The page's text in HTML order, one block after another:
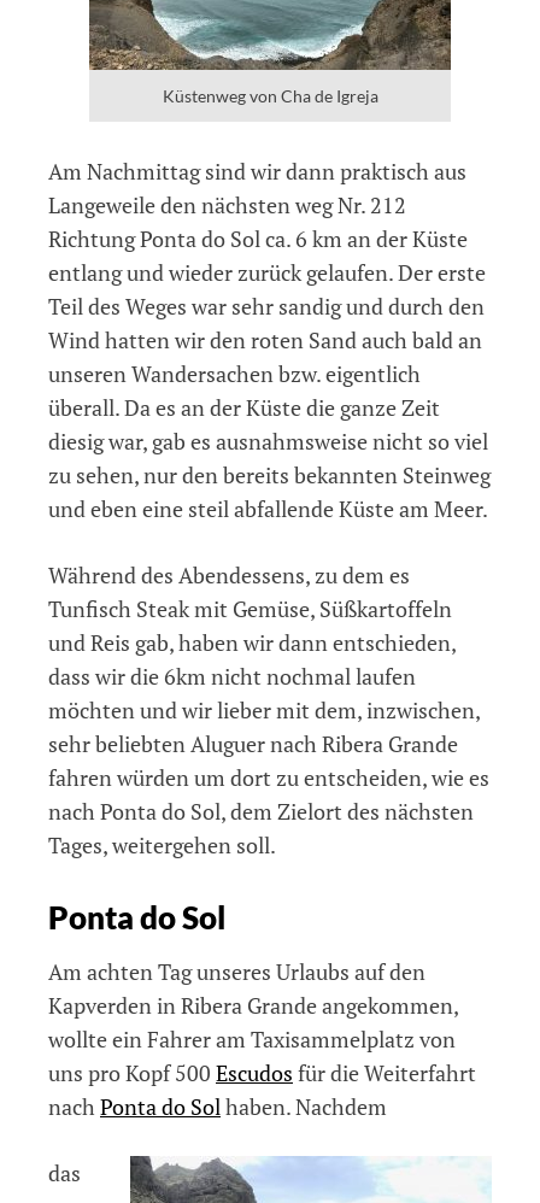
Küstenweg von Cha de Igreja
Am Nachmittag sind wir dann praktisch aus
Langeweile den nächsten weg Nr. 212
Richtung Ponta do Sol ca. 6 km an der Küste
entlang und wieder zurück gelaufen. Der erste
Teil des Weges war sehr sandig und durch den
Wind hatten wir den roten Sand auch bald an
unseren Wandersachen bzw. eigentlich
überall. Da es an der Küste die ganze Zeit
diesig war, gab es ausnahmsweise nicht so viel
zu sehen, nur den bereits bekannten Steinweg
und eben eine steil abfallende Küste am Meer.
Während des Abendessens, zu dem es
Tunfisch Steak mit Gemüse, Süßkartoffeln
und Reis gab, haben wir dann entschieden,
dass wir die 6km nicht nochmal laufen
möchten und wir lieber mit dem, inzwischen,
sehr beliebten Aluguer nach Ribera Grande
fahren würden um dort zu entscheiden, wie es
nach Ponta do Sol, dem Zielort des nächsten
Tages, weitergehen soll.
Ponta do Sol
Am achten Tag unseres Urlaubs auf den
Kapverden in Ribera Grande angekommen,
wollte ein Fahrer am Taxisammelplatz von
uns pro Kopf 500 Escudos für die Weiterfahrt
nach Ponta do Sol haben. Nachdem
das